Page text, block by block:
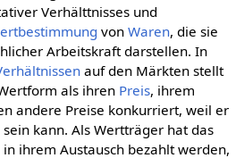
Verhälttnisses und
von Waren, die sie
Arbeitskraft darstellen. In
auf den Märkten stellt
als ihren Preis, ihrem
andere Preise konkurriert, weil er
sein kann. Als Wertträger hat das
ihrem Austausch bezahlt werden,